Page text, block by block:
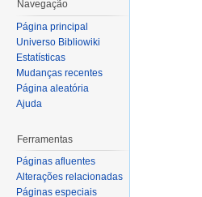
Navegação
Página principal
Universo Bibliowiki
Estatísticas
Mudanças recentes
Página aleatória
Ajuda
Ferramentas
Páginas afluentes
Alterações relacionadas
Páginas especiais